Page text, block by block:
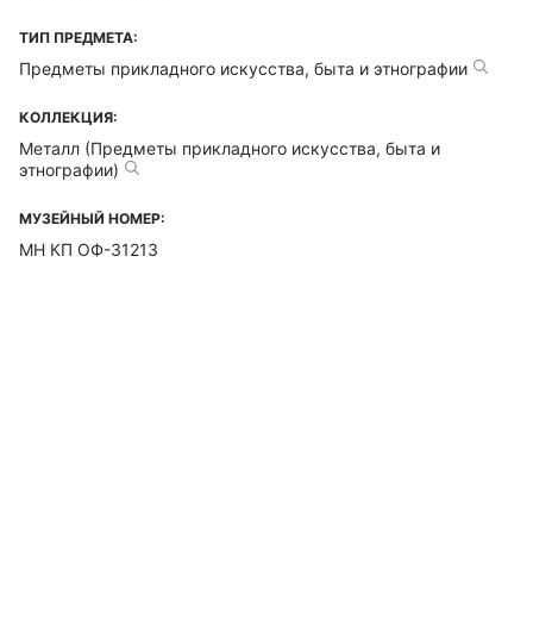
ТИП ПРЕДМЕТА:
Предметы прикладного искусства, быта и этнографии
КОЛЛЕКЦИЯ:
Металл (Предметы прикладного искусства, быта и
этнографии)
МУЗЕЙНЫЙ НОМЕР:
МН КП ОФ-31213